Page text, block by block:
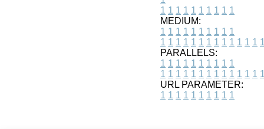
1 1 1 1 1 1 1 1 1 1
MEDIUM:
1 1 1 1 1 1 1 1 1 1
1 1 1 1 1 1 1 1 1 1 1 1 1 1
PARALLELS:
1 1 1 1 1 1 1 1 1 1
1 1 1 1 1 1 1 1 1 1 1 1 1 1
URL PARAMETER:
1 1 1 1 1 1 1 1 1 1